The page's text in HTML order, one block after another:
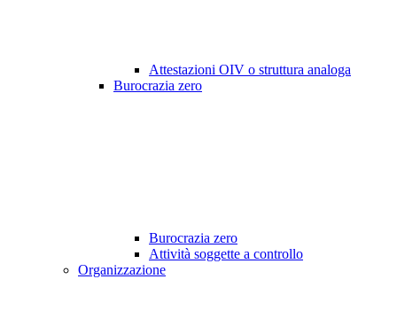
Attestazioni OIV o struttura analoga
Burocrazia zero
Burocrazia zero
Attività soggette a controllo
Organizzazione